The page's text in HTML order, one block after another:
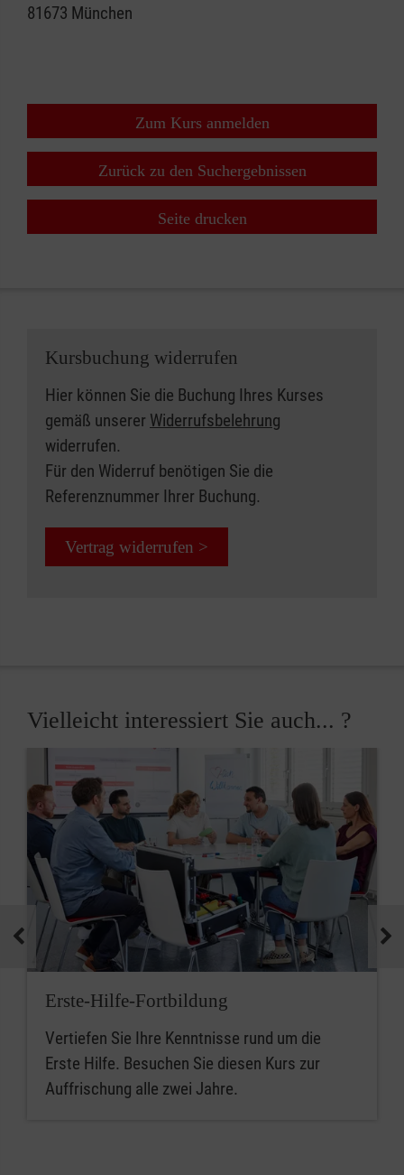
81673 München
Zum Kurs anmelden
Zurück zu den Suchergebnissen
Seite drucken
Kursbuchung widerrufen
Hier können Sie die Buchung Ihres Kurses
gemäß unserer Widerrufsbelehrung
widerrufen.
Für den Widerruf benötigen Sie die
Referenznummer Ihrer Buchung.
Vertrag widerrufen >
Vielleicht interessiert Sie auch... ?
Erste-Hilfe-Fortbildung
Vertiefen Sie Ihre Kenntnisse rund um die
Erste Hilfe. Besuchen Sie diesen Kurs zur
Auffrischung alle zwei Jahre.